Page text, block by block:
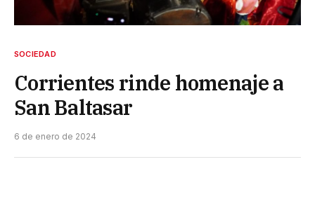
SOCIEDAD
Corrientes rinde homenaje a
San Baltasar
6 de enero de 2024